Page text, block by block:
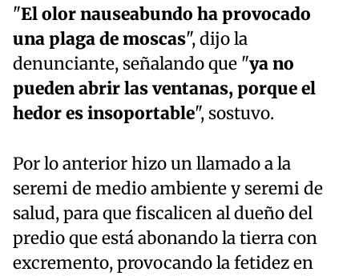
"El olor nauseabundo ha provocado
una plaga de moscas", dijo la
denunciante, señalando que "ya no
pueden abrir las ventanas, porque el
hedor es insoportable", sostuvo.
Por lo anterior hizo un llamado a la
seremi de medio ambiente y seremi de
salud, para que fiscalicen al dueño del
predio que está abonando la tierra con
excremento, provocando la fetidez en